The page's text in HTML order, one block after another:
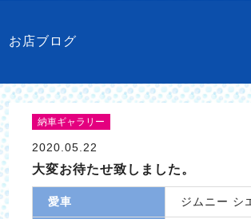
お店ブログ
納車ギャラリー
2020.05.22
大変お待たせ致しました。
愛車 ジムニー シ